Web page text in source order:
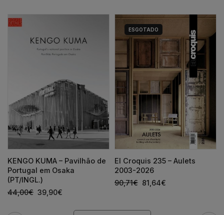
KENGO KUMA – Pavilhão de
Portugal em Osaka
(PT/INGL.)
44,00€ 39,90€
ESGOTADO
El Croquis 235 – Aulets
2003-2026
90,71€ 81,64€